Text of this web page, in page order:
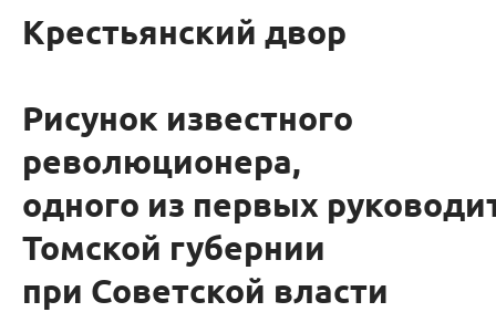
Крестьянский двор
Рисунок известного
революционера,
одного из первых
Томской губернии
при Советской власти